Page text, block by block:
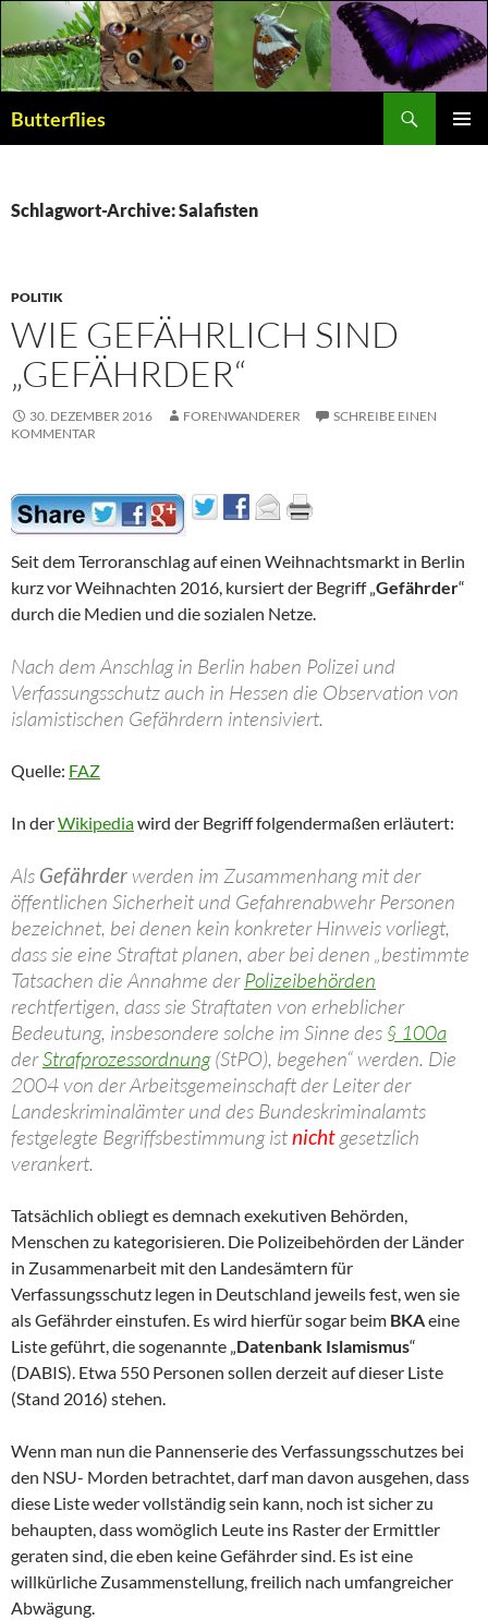
Butterflies
Schlagwort-Archive: Salafisten
POLITIK
WIE GEFÄHRLICH SIND
„GEFÄHRDER“
30. DEZEMBER 2016 FORENWANDERER
SCHREIBE EINEN
KOMMENTAR
Seit dem Terroranschlag auf einen Weihnachtsmarkt in Berlin
kurz vor Weihnachten 2016, kursiert der Begriff „Gefährder“
durch die Medien und die sozialen Netze.
Nach dem Anschlag in Berlin haben Polizei und
Verfassungsschutz auch in Hessen die Observation von
islamistischen Gefährdern intensiviert.
Quelle: FAZ
In derWikipediawird der Begriff folgendermaßen erläutert:
Als Gefährder werden im Zusammenhang mit der
öffentlichen Sicherheit und Gefahrenabwehr Personen
bezeichnet, bei denen kein konkreter Hinweis vorliegt,
dass sie eine Straftat planen, aber bei denen „bestimmte
Tatsachen die Annahme derPolizeibehörden
rechtfertigen, dass sie Straftaten von erheblicher
Bedeutung, insbesondere solche im Sinne des § 100a
derStrafprozessordnung(StPO), begehen“ werden. Die
2004 von der Arbeitsgemeinschaft der Leiter der
Landeskriminalämter und des Bundeskriminalamts
festgelegte Begriffsbestimmung istnichtgesetzlich
verankert.
Tatsächlich obliegt es demnach exekutiven Behörden,
Menschen zu kategorisieren. Die Polizeibehörden der Länder
in Zusammenarbeit mit den Landesämtern für
Verfassungsschutz legen in Deutschland jeweils fest, wen sie
als Gefährder einstufen. Es wird hierfür sogar beim BKAeine
Liste geführt, die sogenannte „Datenbank Islamismus“
(DABIS). Etwa 550 Personen sollen derzeit auf dieser Liste
(Stand 2016) stehen.
Wenn man nun die Pannenserie des Verfassungsschutzes bei
den NSU- Morden betrachtet, darf man davon ausgehen, dass
diese Liste weder vollständig sein kann, noch ist sicher zu
behaupten, dass womöglich Leute ins Raster der Ermittler
geraten sind, die eben keine Gefährder sind. Es ist eine
willkürliche Zusammenstellung, freilich nach umfangreicher
Abwägung.